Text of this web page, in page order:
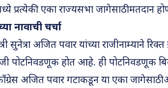
प्रत्येकी एका राज्यसभा जागेसाठी मतदान
नावाची चर्चा
सुनेत्रा अजित पवार यांच्या राजीनाम्याने
पोटनिवडणूक होत आहे. ही पोटनिवडणूक
काँग्रेस अजित पवार गटाकडून या एका